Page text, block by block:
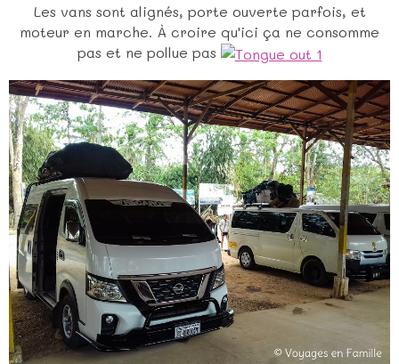
Les vans sont alignés, porte ouverte parfois, et
moteur en marche. À croire qu'ici ça ne consomme
pas et ne pollue pas